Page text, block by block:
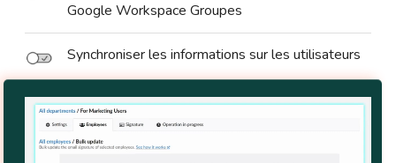
Google Workspace Groupes
Synchroniser les informations sur les utilisateurs